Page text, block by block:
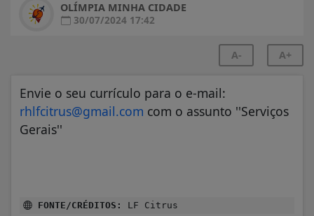
OLÍMPIA MINHA CIDADE
30/07/2024 17:42
A- A+
Envie o seu currículo para o e-mail:
rhlfcitrus@gmail.com com o assunto ''Serviços
Gerais''
FONTE/CRÉDITOS: LF Citrus